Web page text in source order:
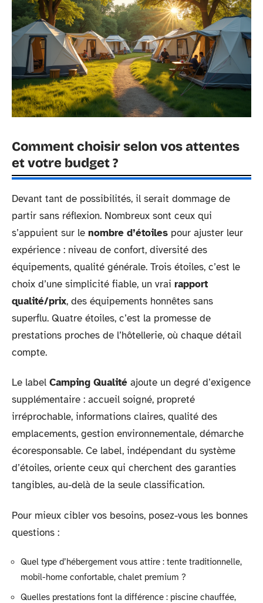
Comment choisir selon vos attentes
et votre budget ?
Devant tant de possibilités, il serait dommage de
partir sans réflexion. Nombreux sont ceux qui
s’appuient sur le nombre d’étoiles pour ajuster leur
expérience : niveau de confort, diversité des
équipements, qualité générale. Trois étoiles, c’est le
choix d’une simplicité fiable, un vrai rapport
qualité/prix, des équipements honnêtes sans
superflu. Quatre étoiles, c’est la promesse de
prestations proches de l’hôtellerie, où chaque détail
compte.
Le label Camping Qualité ajoute un degré d’exigence
supplémentaire : accueil soigné, propreté
irréprochable, informations claires, qualité des
emplacements, gestion environnementale, démarche
écoresponsable. Ce label, indépendant du système
d’étoiles, oriente ceux qui cherchent des garanties
tangibles, au-delà de la seule classification.
Pour mieux cibler vos besoins, posez-vous les bonnes
questions :
Quel type d’hébergement vous attire : tente traditionnelle,
mobil-home confortable, chalet premium ?
Quelles prestations font la différence : piscine chauffée,